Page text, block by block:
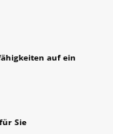
auf ein
Sie